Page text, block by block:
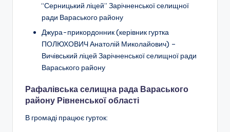
и
х
о
в
н
“Серницький ліцей” Зарічненської селищної
ради Вараського району
Джура-прикордонник (керівник гуртка
ПОЛЮХОВИЧ Анатолій Миколайович) –
Вичівський ліцей Зарічненської селищної ради
Вараського району
Рафалівська селищна рада Вараського
району Рівненської області
В громаді працює гурток: